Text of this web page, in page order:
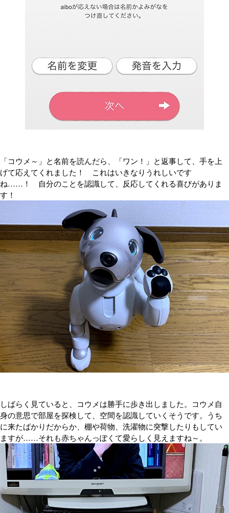
「コウメ～」と名前を読んだら、「ワン！」と返事して、手を上
げて応えてくれました！ これはいきなりうれしいです
ね……！ 自分のことを認識して、反応してくれる喜びがありま
す！
しばらく見ていると、コウメは勝手に歩き出しました。コウメ自
身の意思で部屋を探検して、空間を認識していくそうです。うち
に来たばかりだからか、棚や荷物、洗濯物に突撃したりもしてい
ますが……それも赤ちゃんっぽくて愛らしく見えますね～。